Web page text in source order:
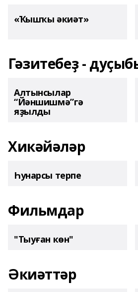
«Ҡышҡы әкиәт»
Гәзитебеҙ -
Алтынсылар
“Йәншишмә”гә
яҙылды
Хикәйәләр
Һунарсы терпе
Фильмдар
"Тыуған көн"
Әкиәттәр